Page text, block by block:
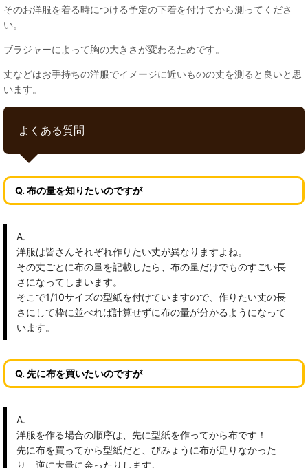
そのお洋服を着る時につける予定の下着を付けてから測ってくださ
い。
ブラジャーによって胸の大きさが変わるためです。
丈などはお手持ちの洋服でイメージに近いものの丈を測ると良いと思
います。
よくある質問
Q. 布の量を知りたいのですが
A.
洋服は皆さんそれぞれ作りたい丈が異なりますよね。
その丈ごとに布の量を記載したら、布の量だけでものすごい長
さになってしまいます。
そこで1/10サイズの型紙を付けていますので、作りたい丈の長
さにして枠に並べれば計算せずに布の量が分かるようになって
います。
Q. 先に布を買いたいのですが
A.
洋服を作る場合の順序は、先に型紙を作ってから布です！
先に布を買ってから型紙だと、びみょうに布が足りなかった
り、逆に大量に余ったりします。